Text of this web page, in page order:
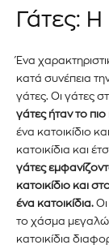
Γάτες:
Ένα
κατά συνέπεια
γάτες. Οι γάτες
γάτες ήταν το πιο
ένα κατοικίδιο
κατοικίδια και
γάτες
κατοικίδιο και
ένα κατοικίδια.
το χάσμα
κατοικίδια